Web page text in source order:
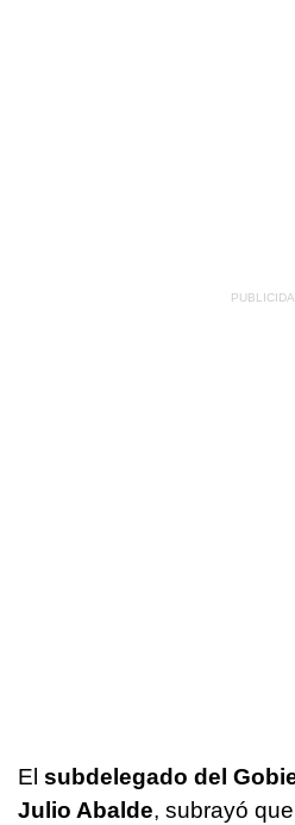
El subdelegado del
Julio Abalde, subrayó